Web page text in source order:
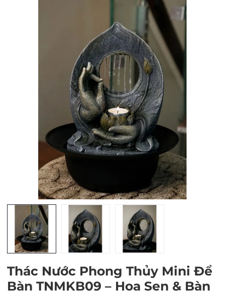
Thác Nước Phong Thủy Mini Để
Bàn TNMKB09 – Hoa Sen & Bàn
Mã giảm giá:
Ngày hết hạn:
Điều kiện: